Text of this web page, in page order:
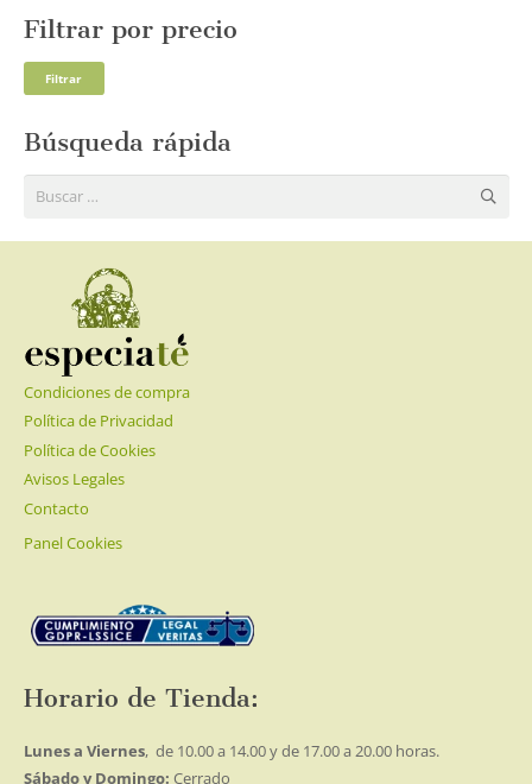
Filtrar por precio
Filtrar
Búsqueda rápida
Buscar:
Condiciones de compra
Política de Privacidad
Política de Cookies
Avisos Legales
Contacto
Panel Cookies
Horario de Tienda:
Lunes a Viernes, de 10.00 a 14.00 y de 17.00 a 20.00 horas.
Sábado y Domingo: Cerrado